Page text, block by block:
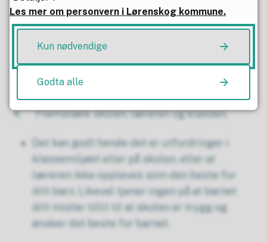
gå på skolen?
forventningen om at hen skal være på skolen,
men at du som forelder vil hjelpe til å finne ut
hvordan det kan føles OK å være der.
4. Fremsnakk skolen, læreren og klassen.
Det kan godt hende det er utfordringer i
klassemiljøet eller på skolen, eller at
læreren ikke oppleves som den beste for
ditt barn. Likevel tjener ingen på at barnet
ditt mister tillit til at skolen er trygg og
ønsker det beste for barnet.
Les mer om personvern i Lørenskog kommune.
Kun nødvendige
Godta alle